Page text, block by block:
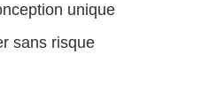
unique
sans risque